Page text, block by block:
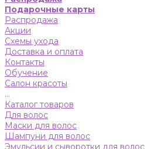
Подарочные карты
Распродажа
Акции
Схемы ухода
Доставка и оплата
Контакты
Обучение
Салон красоты
...
Каталог товаров
Для волос
Маски для волос
Шампуни для волос
Эмульсии и сыворотки для волос